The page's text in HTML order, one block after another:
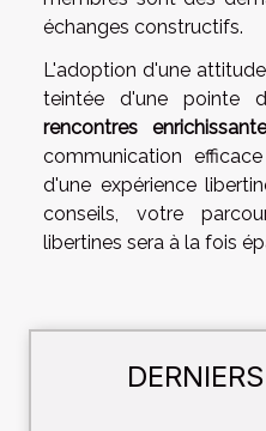
échanges constructifs.
L'adoption d'une
teintée d'une pointe
rencontres
communication
d'une expérience
conseils, votre
libertines sera à la fois